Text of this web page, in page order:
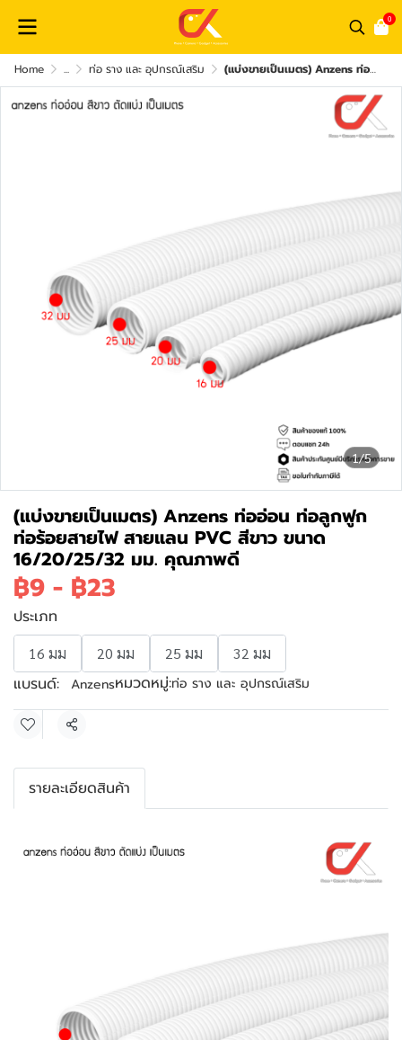
0
Home ... ท่อ ราง และ อุปกรณ์เสริม (แบ่งขายเป็นเมตร) Anzens ท่ออ่อน ท่อลูกฟูก ท่อร้อยสายไฟ สายแลน PVC สีขาว ขนาด 16/20/25/32 มม. คุณภาพดี
1/5
(แบ่งขายเป็นเมตร) Anzens ท่ออ่อน ท่อลูกฟูก
ท่อร้อยสายไฟ สายแลน PVC สีขาว ขนาด
16/20/25/32 มม. คุณภาพดี
฿9 - ฿23
ประเภท
16 มม 20 มม 25 มม 32 มม
แบรนด์: Anzensหมวดหมู่:ท่อ ราง และ อุปกรณ์เสริม
แชร์
รายละเอียดสินค้า